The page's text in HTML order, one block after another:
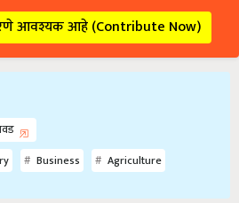
आवश्यक आहे (Contribute Now)
Business Agriculture